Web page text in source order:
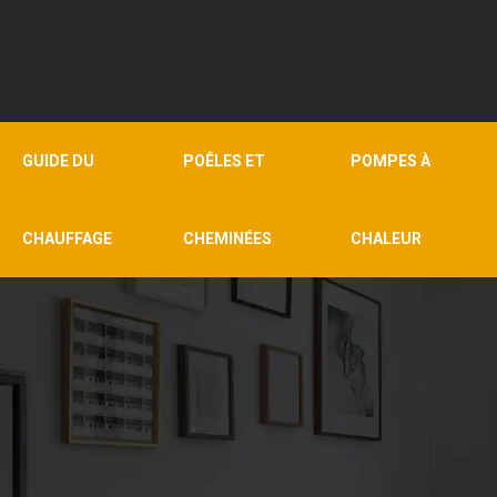
GUIDE DU
CHAUFFAGE
POÊLES ET
CHEMINÉES
POMPES À
CHALEUR